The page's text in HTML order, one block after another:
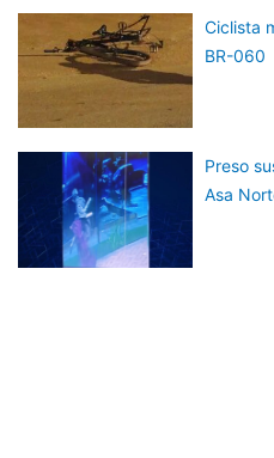
Ciclista
BR-060
Preso
Asa